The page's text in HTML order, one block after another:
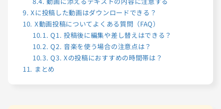
9. Xに投稿した動画はダウンロードできる？
10. X動画投稿についてよくある質問（FAQ）
10.1. Q1. 投稿後に編集や差し替えはできる？
10.2. Q2. 音楽を使う場合の注意点は？
10.3. Q3. Xの投稿におすすめの時間帯は？
11. まとめ